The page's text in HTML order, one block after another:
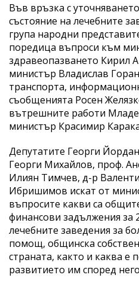
Във връзка с
състояние на лечебните
група народни
поредица въпроси към
здравеопазването Кирил
министър Владислав
транспорта,
съобщенията Росен
вътрешните работи
министър Красимир
Депутатите Георги
Георги Михайлов, проф.
Илиян Тимчев, д-р
Ибришимов искат от
въпросите какви са
финансови задължения за
лечебните заведения за
помощ, общинска
страната, както и каква е
развитието им според